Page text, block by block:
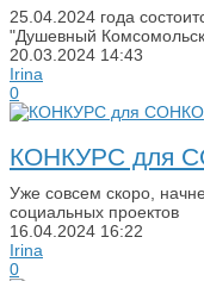
25.04.2024 года
"Душевный
20.03.2024 14:43
Irina
0
КОНКУРС для
Уже совсем скоро,
социальных проектов
16.04.2024 16:22
Irina
0